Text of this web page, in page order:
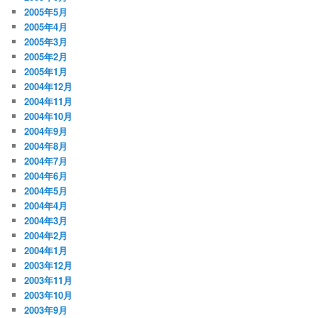
2005年5月
2005年4月
2005年3月
2005年2月
2005年1月
2004年12月
2004年11月
2004年10月
2004年9月
2004年8月
2004年7月
2004年6月
2004年5月
2004年4月
2004年3月
2004年2月
2004年1月
2003年12月
2003年11月
2003年10月
2003年9月